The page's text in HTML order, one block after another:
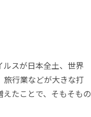
スが日本全土、世界
行業などが大きな打
たことで、そもそもの